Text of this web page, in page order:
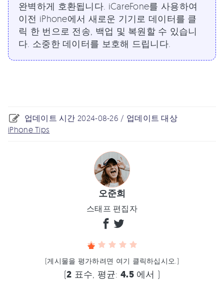
완벽하게 호환됩니다. iCareFone를 사용하여
이전 iPhone에서 새로운 기기로 데이터를 클
릭 한 번으로 전송, 백업 및 복원할 수 있습니
다. 소중한 데이터를 보호해 드립니다.
업데이트 시간 2024-08-26 / 업데이트 대상
iPhone Tips
오준희
스태프 편집자
(게시물을 평가하려면 여기 클릭하십시오.)
(2 표수, 평균: 4.5에서 )